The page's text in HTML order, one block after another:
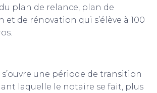
plan de relance, plan de
de rénovation qui s’élève à 100
s’ouvre une période de transition
laquelle le notaire se fait, plus